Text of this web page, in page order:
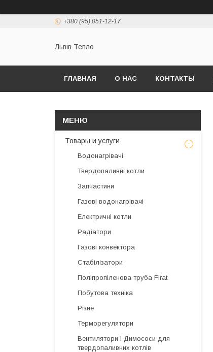
+380 (95) 051-12-17
Львів Тепло
ГЛАВНАЯ О НАС КОНТАКТЫ
Товары и услуги
Водонагрівачі
Твердопаливні котли
Запчастини
Газові водонагрівачі
Електричні котли
Радіатори
Газові конвектора
Стабілізатори
Поліпропіленова труба Firat
Побутова техніка
Різне
Терморегулятори
Вентилятори і Димососи для
твердопаливних котлів